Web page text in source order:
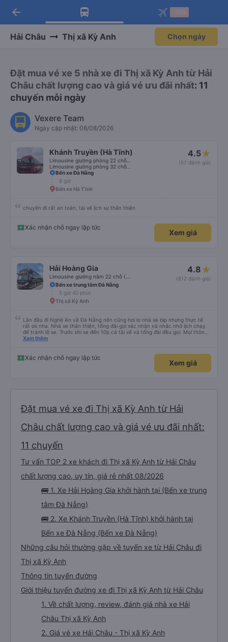
Tải app Vexere ngay!
Nhận ưu đãi thành viên độc
Mở app
Tải app Vexere
-30k/ghế khi đặt vé máy bay qua
Mở app
arrow_back
Hải Châu Thị xã Kỳ Anh Chọn ngày
Đặt mua vé xe 5 nhà xe đi Thị xã Kỳ Anh từ Hải
Châu chất lượng cao và giá vé ưu đãi nhất: 11
chuyến mỗi ngày
Vexere Team
Ngày cập nhật: 08/08/2026
Khánh Truyền (Hà Tĩnh) 4.5
(57 đánh giá)
Bến xe Đà Nẵng
8 giờ
Bến xe Hà Tĩnh
chuyến đi rất an toàn, tài xế lịch sự thân thiện
Xác nhận chỗ ngay lập tức
Xem giá
Hải Hoàng Gia 4.8
(812 đánh giá)
Bến xe trung tâm Đà Nẵng
5 giờ 40 phút
Thị xã Kỳ Anh
Lần đầu đi Nghệ An về Đà Nẵng nên cũng hơi lo nhà xe bịp nhưng thực tế
rất ok nha. Nhà xe thân thiện, tổng đài gọi xác nhận và nhắc nhở lịch chạy
để tránh lỡ xe. Trước khi xe đến 10p cả tài xế và tổng đài đều gọi. Mọi thông
tin về biển số xe và số điện thoại tài xế đều trùng khớp trong email nhận
thời gian dự kiến. 10 điểm, lần sau có nhu cầu sẽ chọn nhà xe này để đi Vinh
<-> Đà Nẵng
Xem thêm
Xác nhận chỗ ngay lập tức
Xem giá
Đặt mua vé xe đi Thị xã Kỳ Anh từ Hải
Châu chất lượng cao và giá vé ưu đãi nhất:
11 chuyến
Tư vấn TOP 2 xe khách đi Thị xã Kỳ Anh từ Hải Châu
chất lượng cao, uy tín, giá rẻ nhất 08/2026
🚌 1. Xe Hải Hoàng Gia khởi hành tại (Bến xe trung
tâm Đà Nẵng)
🚌 2. Xe Khánh Truyền (Hà Tĩnh) khởi hành tại
Bến xe Đà Nẵng (Bến xe Đà Nẵng)
Những câu hỏi thường gặp về tuyến xe từ Hải Châu đi
Thị xã Kỳ Anh
Thông tin tuyến đường
Giới thiệu tuyến đường xe đi Thị xã Kỳ Anh từ Hải Châu
1. Về chất lượng, review, đánh giá nhà xe Hải
Châu Thị xã Kỳ Anh
2. Giá vé xe Hải Châu - Thị xã Kỳ Anh